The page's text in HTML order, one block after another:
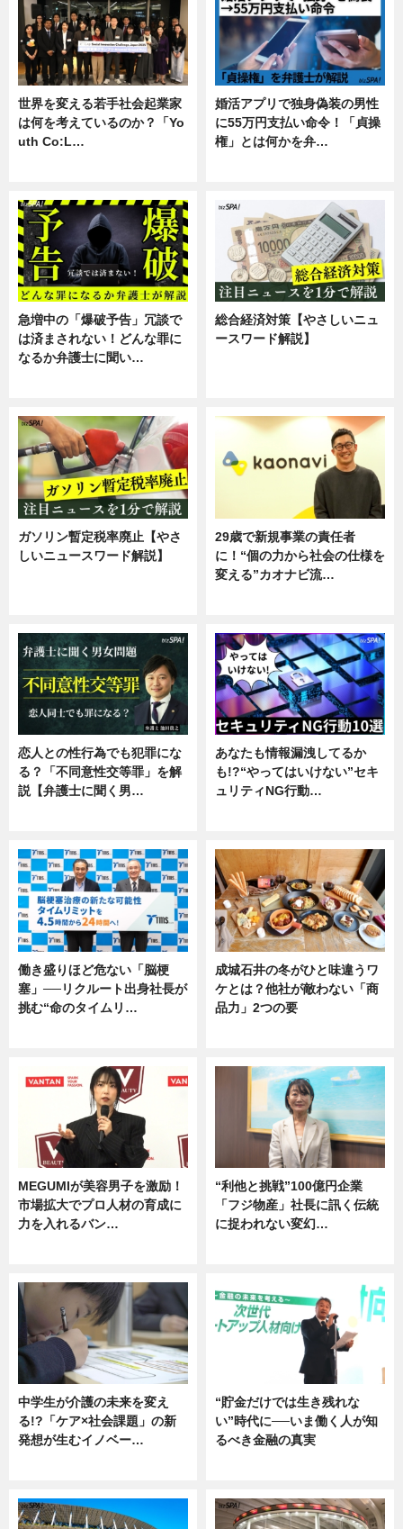
世界を変える若手社会起業家
は何を考えているのか？「Yo
uth Co:L…
婚活アプリで独身偽装の男性
に55万円支払い命令！「貞操
権」とは何かを弁…
急増中の「爆破予告」冗談で
は済まされない！どんな罪に
なるか弁護士に聞い…
総合経済対策【やさしいニュ
ースワード解説】
ガソリン暫定税率廃止【やさ
しいニュースワード解説】
29歳で新規事業の責任者
に！“個の力から社会の仕様を
変える”カオナビ流…
恋人との性行為でも犯罪にな
る？「不同意性交等罪」を解
説【弁護士に聞く男…
あなたも情報漏洩してるか
も!?“やってはいけない”セキ
ュリティNG行動…
働き盛りほど危ない「脳梗
塞」──リクルート出身社長が
挑む“命のタイムリ…
成城石井の冬がひと味違うワ
ケとは？他社が敵わない「商
品力」2つの要
MEGUMIが美容男子を激励！
市場拡大でプロ人材の育成に
力を入れるバン…
“利他と挑戦”100億円企業
「フジ物産」社長に訊く伝統
に捉われない変幻…
中学生が介護の未来を変え
る!?「ケア×社会課題」の新
発想が生むイノベー…
“貯金だけでは生き残れな
い”時代に──いま働く人が知
るべき金融の真実